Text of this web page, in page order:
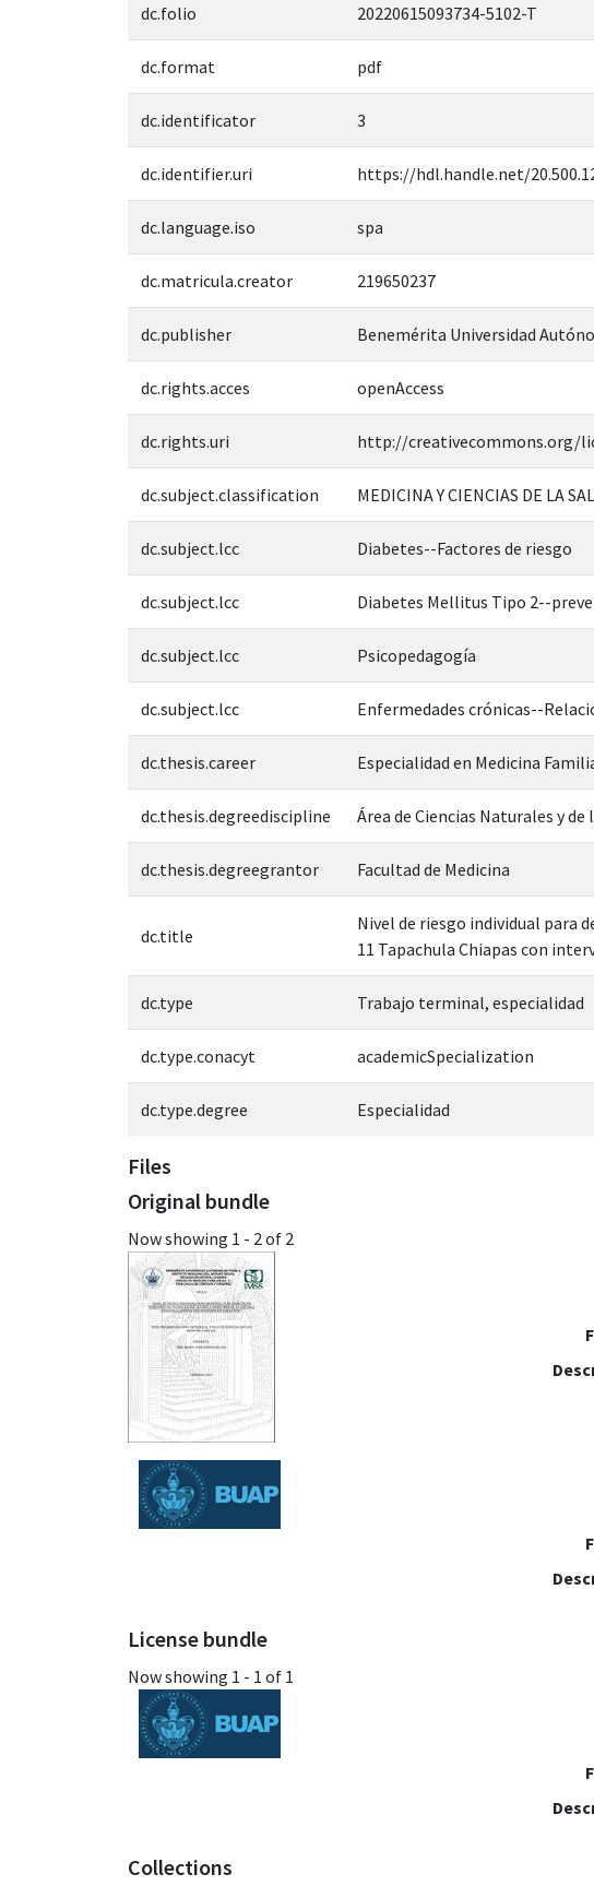
dc.folio 20220615093734-5102-T
dc.format pdf
dc.identificator 3
dc.identifier.uri https://hdl.handle.net/
dc.language.iso spa
dc.matricula.creator 219650237
dc.publisher Benemérita Universidad
dc.rights.acces openAccess
dc.rights.uri http://creativecommons.org/
dc.subject.classification MEDICINA Y CIENCIAS DE LA
dc.subject.lcc Diabetes--Factores de riesgo
dc.subject.lcc Diabetes Mellitus Tipo 2--
dc.subject.lcc Psicopedagogía
dc.subject.lcc Enfermedades crónicas--
dc.thesis.career Especialidad en Medicina
dc.thesis.degreediscipline Área de Ciencias Naturales y de
dc.thesis.degreegrantor Facultad de Medicina
dc.title
Nivel de riesgo individual para
11 Tapachula Chiapas con
dc.type Trabajo terminal, especialidad
dc.type.conacyt academicSpecialization
dc.type.degree Especialidad
Files
Original bundle
Now showing 1 - 2 of 2
License bundle
Now showing 1 - 1 of 1
Collections